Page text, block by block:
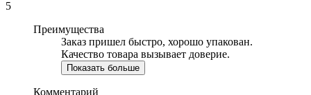
5
Преимущества
Заказ пришел быстро, хорошо упакован.
Качество товара вызывает доверие.
Показать больше
Комментарий